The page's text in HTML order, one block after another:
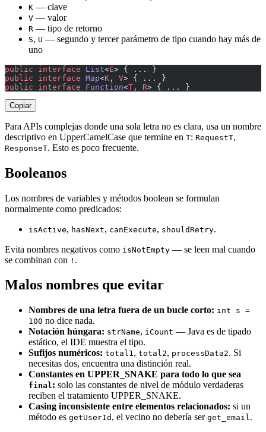
K — clave
V — valor
R — tipo de retorno
S, U — segundo y tercer parámetro de tipo cuando hay más de
uno
public interface List<E> { ... }
public interface Map<K , V> { ... }
public interface Function<T , R> { ... }
Copiar
Para APIs complejas donde una sola letra no es clara, usa un nombre
descriptivo en UpperCamelCase que termine en T: RequestT,
ResponseT. Esto es poco frecuente.
Booleanos
Los nombres de variables y métodos boolean se formulan
normalmente como predicados:
isActive, hasNext, canExecute, shouldRetry.
Evita nombres negativos como isNotEmpty — se leen mal cuando
se combinan con ! .
Malos nombres que evitar
Nombres de una letra fuera de un bucle corto: int s =
100 no dice nada.
Notación húngara: strName, iCount — Java es de tipado
estático, el IDE muestra el tipo.
Sufijos numéricos: total1, total2, processData2. Si
necesitas dos, encuentra una distinción real.
Constantes en UPPER_SNAKE para todo lo que sea
final: solo las constantes de nivel de módulo verdaderas
reciben el tratamiento UPPER_SNAKE.
Casing inconsistente entre elementos relacionados: si un
método es getUserId , el vecino no debería ser get_email.